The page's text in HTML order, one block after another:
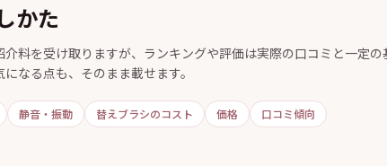
かた
介料を受け取りますが、ランキングや評価は実際の口コミと一定の
なる点も、そのまま載せます。
静音・振動 替えブラシのコスト 価格 口コミ傾向